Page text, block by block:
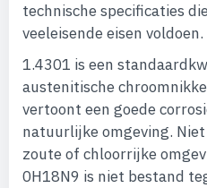
technische specificaties
veeleisende eisen voldoen.
1.4301 is een
austenitische
vertoont een goede
natuurlijke omgeving.
zoute of chloorrijke
0H18N9 is niet bestand